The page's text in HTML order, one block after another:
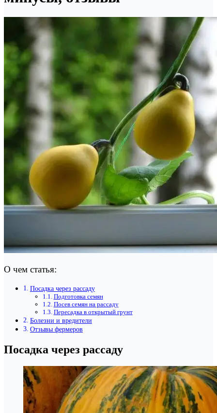
О чем статья:
Посадка через рассаду
Подготовка семян
Посев семян на рассаду
Пересадка в открытый грунт
Болезни и вредители
Отзывы фермеров
Посадка через рассаду